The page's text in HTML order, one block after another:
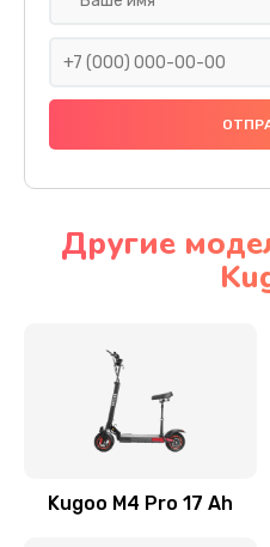
Другие
Kugoo M4 Pro 17 Ah